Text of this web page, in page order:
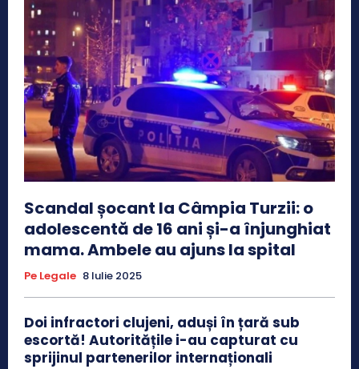
Scandal șocant la Câmpia Turzii: o
adolescentă de 16 ani și-a înjunghiat
mama. Ambele au ajuns la spital
Pe Legale 8 Iulie 2025
Doi infractori clujeni, aduși în țară sub
escortă! Autoritățile i-au capturat cu
sprijinul partenerilor internaționali